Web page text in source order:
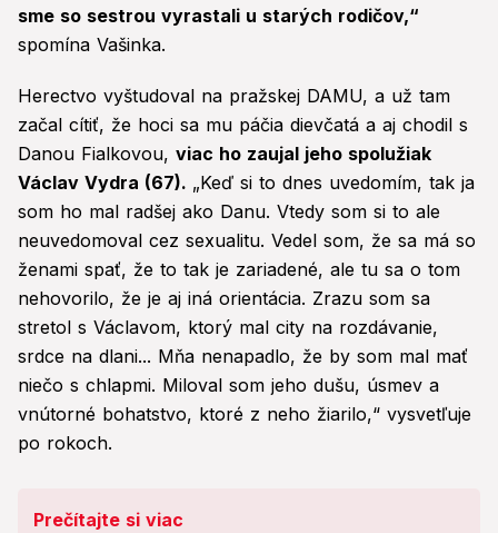
sme so sestrou vyrastali u starých rodičov,“
spomína Vašinka.
Herectvo vyštudoval na pražskej DAMU, a už tam
začal cítiť, že hoci sa mu páčia dievčatá a aj chodil s
Danou Fialkovou, viac ho zaujal jeho spolužiak
Václav Vydra (67). „Keď si to dnes uvedomím, tak ja
som ho mal radšej ako Danu. Vtedy som si to ale
neuvedomoval cez sexualitu. Vedel som, že sa má so
ženami spať, že to tak je zariadené, ale tu sa o tom
nehovorilo, že je aj iná orientácia. Zrazu som sa
stretol s Václavom, ktorý mal city na rozdávanie,
srdce na dlani... Mňa nenapadlo, že by som mal mať
niečo s chlapmi. Miloval som jeho dušu, úsmev a
vnútorné bohatstvo, ktoré z neho žiarilo,“ vysvetľuje
po rokoch.
Prečítajte si viac